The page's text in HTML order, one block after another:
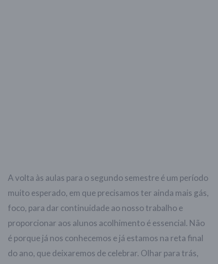
A volta às aulas para o segundo semestre é um período
muito esperado, em que precisamos ter ainda mais gás,
foco, para dar continuidade ao nosso trabalho e
proporcionar aos alunos acolhimento é essencial. Não
é porque já nos conhecemos e já estamos na reta final
do ano, que deixaremos de celebrar. Olhar para trás,